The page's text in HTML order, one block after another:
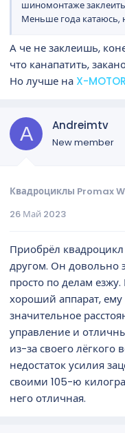
шиномонтаже
Меньше года катаюсь,
А че не заклеишь,
что канапатить,
Но лучше на X-
A Andreimtv
New member
Квадроциклы Promax
26 Май 2023
Приобрёл квадроцикл
другом. Он довольно
просто по делам
хороший аппарат,
значительное
управление и
из-за своего лёгкого
недостаток усилия
своими 105-ю
него отличная.